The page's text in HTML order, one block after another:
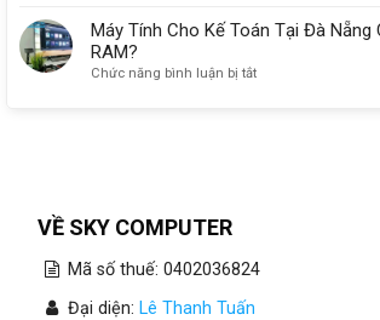
Máy Tính Cho Kế Toán Tại Đà Nẵng
RAM?
Chức năng bình luận bị tắtở
Bao
VỀ SKY COMPUTER
Mã số thuế: 0402036824
Đại diện: Lê Thanh Tuấn